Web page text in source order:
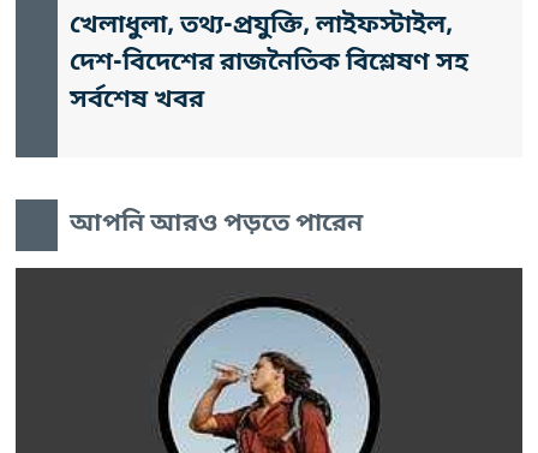
খেলাধুলা, তথ্য-প্রযুক্তি, লাইফস্টাইল,
দেশ-বিদেশের রাজনৈতিক বিশ্লেষণ সহ
সর্বশেষ খবর
আপনি আরও পড়তে পারেন